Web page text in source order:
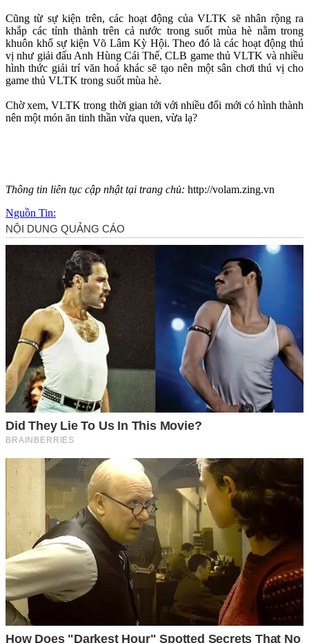
Cũng từ sự kiện trên, các hoạt động của VLTK sẽ nhân rộng ra
khắp các tỉnh thành trên cả nước trong suốt mùa hè nằm trong
khuôn khổ sự kiện Võ Lâm Kỳ Hội. Theo đó là các hoạt động thú
vị như giải đấu Anh Hùng Cái Thế, CLB game thủ VLTK và nhiều
hình thức giải trí văn hoá khác sẽ tạo nên một sân chơi thú vị cho
game thủ VLTK trong suốt mùa hè.
Chờ xem, VLTK trong thời gian tới với nhiều đổi mới có hình thành
nên một món ăn tinh thần vừa quen, vừa lạ?
Thông tin liên tục cập nhật tại trang chủ: http://volam.zing.vn
Nguồn Tin: